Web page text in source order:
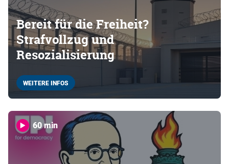
Bereit für die Freiheit?
Strafvollzug und
Resozialisierung
WEITERE INFOS
60 min